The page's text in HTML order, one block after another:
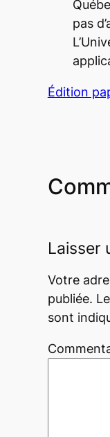
pas
Édition
Laisser
Votre
publiée.
sont